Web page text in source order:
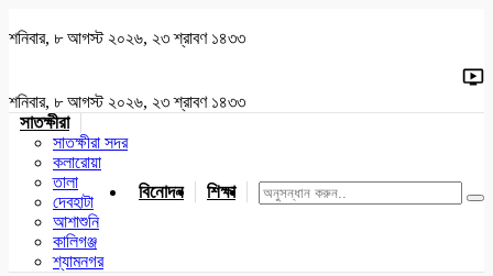
শনিবার, ৮ আগস্ট ২০২৬, ২৩ শ্রাবণ ১৪৩৩
শনিবার, ৮ আগস্ট ২০২৬, ২৩ শ্রাবণ ১৪৩৩
সাতক্ষীরা
সাতক্ষীরা সদর
কলারোয়া
তালা
দেবহাটা
আশাশুনি
কালিগঞ্জ
শ্যামনগর
বিনোদন শিক্ষা খেলাধুলা জাতীয় যশোর